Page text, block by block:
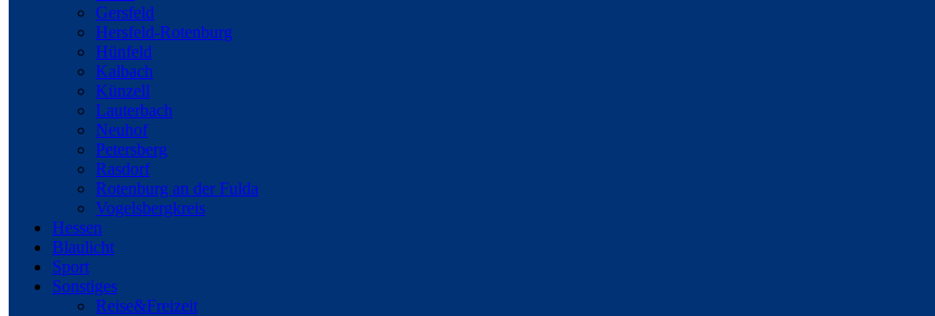
Gersfeld
Hersfeld-Rotenburg
Hünfeld
Kalbach
Künzell
Lauterbach
Neuhof
Petersberg
Rasdorf
Rotenburg an der Fulda
Vogelsbergkreis
Hessen
Blaulicht
Sport
Sonstiges
Reise&Freizeit